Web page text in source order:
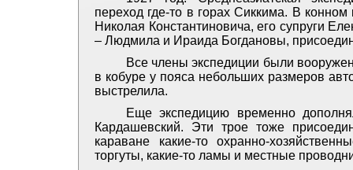
переход где-то в горах Сиккима. В
Николая Константиновича, его супруги
– Людмила и Ираида Богдановы,
Все члены экспедиции были
в кобуре у пояса небольших размеров
выстрелила.
Еще экспедицию временно
Кардашевский. Эти трое тоже
караване какие-то охранно-
торгуты, какие-то ламы и местные